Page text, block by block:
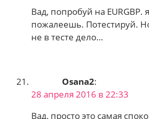
Вад, попробуй на EURGBP.
пожалеешь. Потестируй.
не в тесте дело…
Osana2:
28 апреля 2016 в 22:33
Вад, просто это самая